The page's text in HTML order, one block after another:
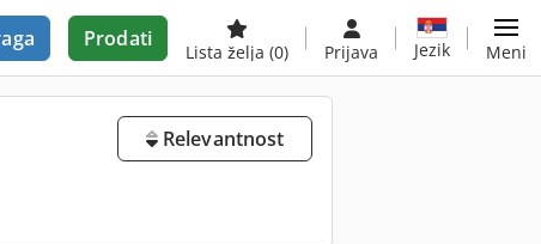
Prodati
Lista želja (0) Prijava Jezik Meni
Relevantnost